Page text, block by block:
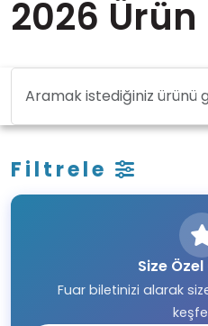
2026 Ürün
Filtrele
Size
Fuar biletinizi alarak